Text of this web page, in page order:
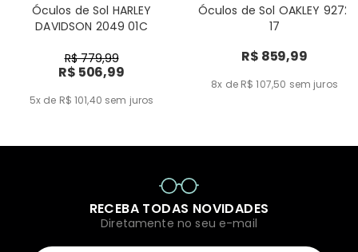
Óculos de Sol HARLEY
DAVIDSON 2049 01C
R$ 779,99
R$ 506,99
5x de R$ 101,40 sem juros
Óculos de Sol OAKLEY 9272
17
R$ 859,99
8x de R$ 107,50 sem juros
RECEBA TODAS NOVIDADES
Diretamente no seu e-mail